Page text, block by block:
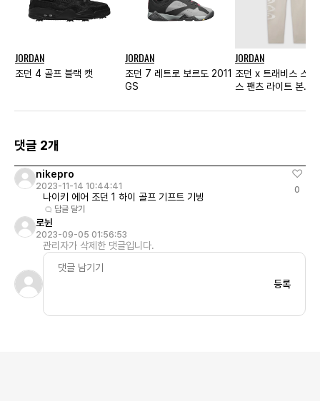
JORDAN
조던 4 골프 블랙 캣
JORDAN
조던 7 레트로 보르도 2011
GS
JORDAN
조던 x 트래비스 스캇
스 팬츠 라이트 본
댓글 2개
nikepro
2023-11-14 10:44:41
나이키 에어 조던 1 하이 골프 기프트 기빙
답글 달기
0
로뉜
2023-09-05 01:56:53
관리자가 삭제한 댓글입니다.
등록